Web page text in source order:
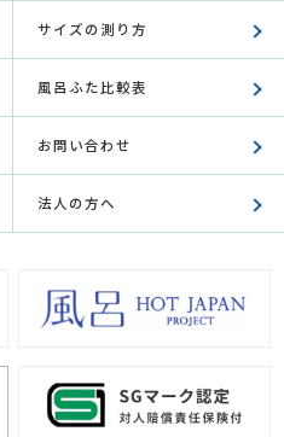
サイズの測り方
風呂ふた比較表
お問い合わせ
法人の方へ